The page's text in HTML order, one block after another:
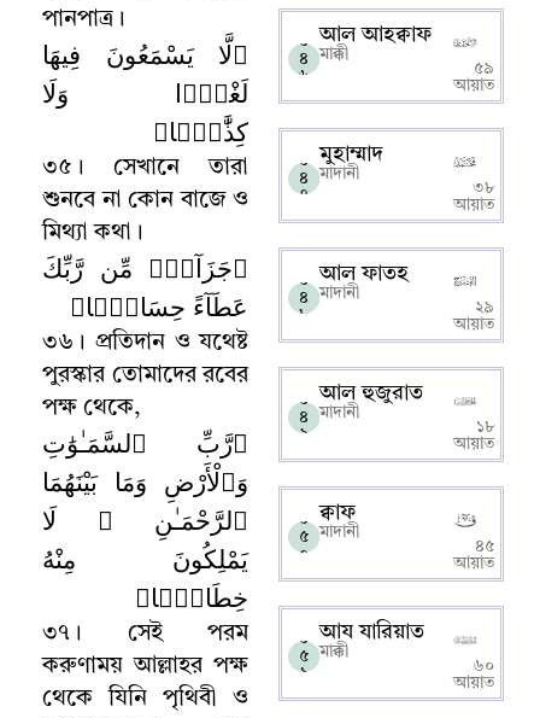
পানপাত্র ।
﴿لَّا يَسْمَعُونَ فِيهَا
لَغْوًۭا وَلَا
كِذَّٰبًۭا﴾
৩৫ ।
সেখানে তারা
শুনবে না কোন বাজে ও
মিথ্যা কথা ।
﴿جَزَآءًۭ مِّن رَّبِّكَ
عَطَآءً حِسَابًۭا﴾
৩৬ । প্রতিদান ও যথেষ্ট
পুরস্কার তোমাদের রবের
পক্ষ থেকে,
﴿رَّبِّ ٱلسَّمَـٰوَٰتِ
وَٱلْأَرْضِ وَمَا بَيْنَهُمَا
ٱلرَّحْمَـٰنِ ۖ لَا
يَمْلِكُونَ مِنْهُ
خِطَابًۭا﴾
৩৭ ।
সেই পরম
করুণাময় আল্লাহর পক্ষ
থেকে যিনি পৃথিবী ও
০
৪
৬
আল আহক্বাফ
মাক্কী
৫৯
আয়াত
০
৪
৭
মুহাম্মাদ
মাদানী
৩৮
আয়াত
০
৪
৮
আল ফাতহ
মাদানী
২৯
আয়াত
০
৪
৯
আল হুজুরাত
মাদানী
১৮
আয়াত
০
৫
০
ক্বাফ
মাদানী
৪৫
আয়াত
০
৫
১
আয যারিয়াত
মাক্কী
৬০
আয়াত